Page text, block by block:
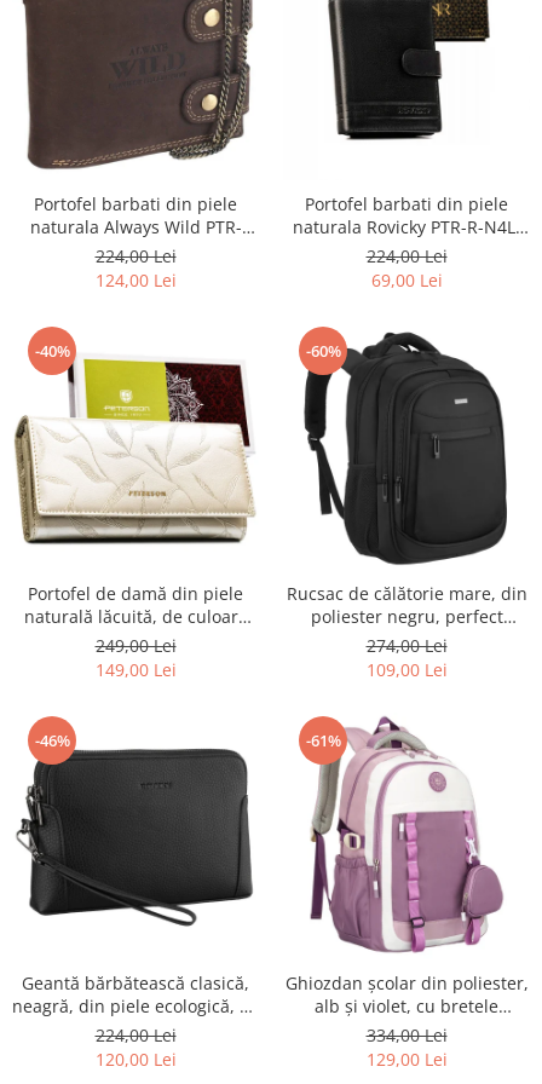
Portofel barbati din piele
naturala Always Wild PTR-
2900-BIC
224,00 Lei
124,00 Lei
Portofel barbati din piele
naturala Rovicky PTR-R-N4L-
GAT-8922 B+B
224,00 Lei
69,00 Lei
-40%
Portofel de damă din piele
naturală lăcuită, de culoare
bej, cu închidere cu capsă -
Peterson
249,00 Lei
149,00 Lei
-60%
Rucsac de călătorie mare, din
poliester negru, perfect
pentru bagajul de mână -
Rovicky PTR-R-BHX-05-1020
274,00 Lei
109,00 Lei
-46%
Geantă bărbătească clasică,
neagră, din piele ecologică, cu
fermoar - Rovicky PTR-R-SDR-
01-1631 BLACK
224,00 Lei
120,00 Lei
-61%
Ghiozdan școlar din poliester,
alb și violet, cu bretele
reglabile - Peterson PTR-PTN
8603-1303 PURPLE
334,00 Lei
129,00 Lei